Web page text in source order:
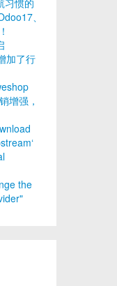
习惯的
、
加了行
增强，
the